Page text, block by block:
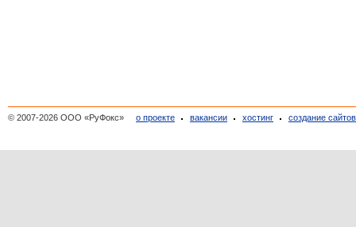
© 2007-2026 ООО «РуФокс» о проекте вакансии хостинг создание сайтов